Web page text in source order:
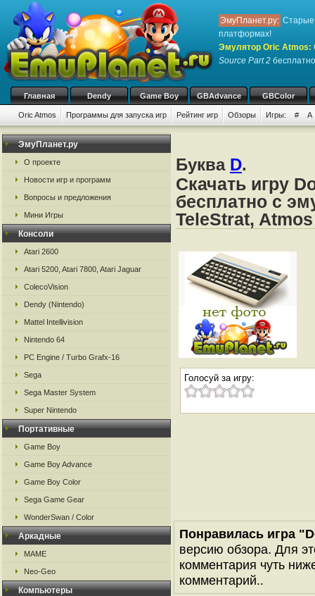
ЭмуПланет.ру: Старые
платформах!
Эмулятор Oric Atmos:
Source Part 2
Главная Dendy Game Boy GBAdvance GBColor
Oric Atmos Программы для запуска игр Рейтинг игр Обзоры Игры: # A
ЭмуПланет.ру
О проекте
Новости игр и программ
Вопросы и предложения
Мини Игры
Консоли
Atari 2600
Atari 5200, Atari 7800, Atari Jaguar
ColecoVision
Dendy (Nintendo)
Mattel Intellivision
Nintendo 64
PC Engine / Turbo Grafx-16
Sega
Sega Master System
Super Nintendo
Портативные
Game Boy
Game Boy Advance
Game Boy Color
Sega Game Gear
WonderSwan / Color
Аркадные
MAME
Neo-Geo
Компьютеры
Буква D.
Скачать игру
бесплатно с
TeleStrat, Atmos
Голосуй за игру:
Понравилась игра
версию обзора. Для
комментария чуть
комментарий..